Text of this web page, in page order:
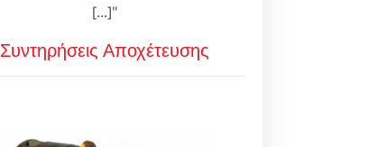
[...]"
Συντηρήσεις Αποχέτευσης